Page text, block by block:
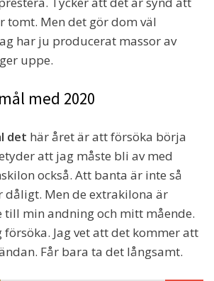
tomt. Men det gör dom väl
har ju producerat massor av
uppe.
med 2020
det här året är att försöka börja
att jag måste bli av med
också. Att banta är inte så
dåligt. Men de extrakilona är
min andning och mitt mående.
Jag vet att det kommer att
Får bara ta det långsamt.